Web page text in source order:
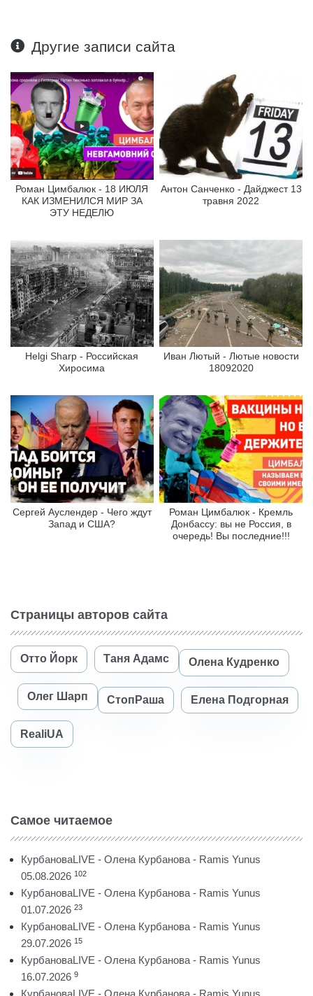
Другие записи сайта
Роман Цимбалюк - 18 ИЮЛЯ
КАК ИЗМЕНИЛСЯ МИР ЗА
ЭТУ НЕДЕЛЮ
Антон Санченко - Дайджест 13
травня 2022
Helgi Sharp - Российская
Хиросима
Иван Лютый - Лютые новости
18092020
Сергей Ауслендер - Чего ждут
Запад и США?
Роман Цимбалюк - Кремль
Донбассу: вы не Россия, в
очередь! Вы последние!!!
Страницы авторов сайта
Отто Йорк Таня Адамс Олена Кудренко
Олег Шарп СтопРаша Елена Подгорная
RealiUA
Самое читаемое
КурбановаLIVE - Олена Курбанова - Ramis Yunus
05.08.2026 102
КурбановаLIVE - Олена Курбанова - Ramis Yunus
01.07.2026 23
КурбановаLIVE - Олена Курбанова - Ramis Yunus
29.07.2026 15
КурбановаLIVE - Олена Курбанова - Ramis Yunus
16.07.2026 9